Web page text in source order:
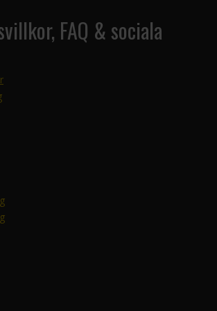
FAQ & sociala